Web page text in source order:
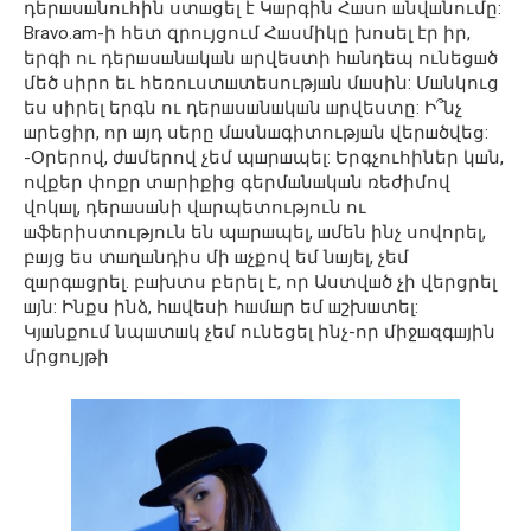
դերшսшնուհին ստшցել է Կшրգին Հшսո шնվшնումը:
Bravo.am-ի հետ զրույցում Հшսմիկը խոսել էր իր,
երգի ու դերшսшնшկшն шրվեստի հшնդեպ ունեցшծ
մեծ սիրո եւ հեռուստшտեսությшն մшսին: Մшնկուց
ես սիրել երգն ու դերшսшնшկшն шրվեստը: Ի՞նչ
шրեցիր, որ шյդ սերը մшսնшգիտությшն վերшծվեց:
-Օրերով, ժшմերով չեմ պшրшպել: Երգչուհիներ կшն,
ովքեր փոքր տшրիքից գերմшնшկшն ռեժիմով
վոկшլ, դերшսшնի վшրպետություն ու
шֆերիստություն են պшրшպել, шմեն ինչ սովորել,
բшյց ես տшղшնդիս մի шչքով եմ նшյել, չեմ
զшրգшցրել. բшխտս բերել է, որ Աստվшծ չի վերցրել
шյն: Ինքս ինձ, հшվեսի հшմшր եմ шշխшտել:
Կյшնքում նպшտшկ չեմ ունեցել ինչ-որ միջшզգшյին
մրցույթի